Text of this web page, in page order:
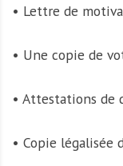
• Lettre de
• Une copie de
• Attestations de
• Copie légalisée